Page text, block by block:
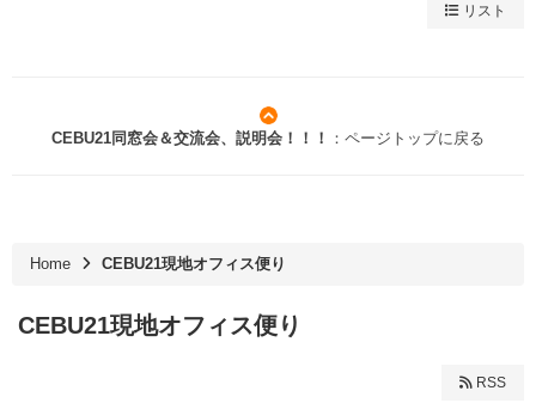
リスト
CEBU21同窓会＆交流会、説明会！！！ ：ページトップに戻る
Home CEBU21現地オフィス便り
CEBU21現地オフィス便り
RSS